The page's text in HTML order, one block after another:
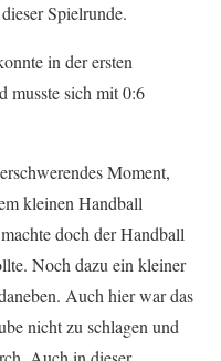
Spielrunde.
in der ersten
musste sich mit 0:6
Moment,
kleinen Handball
doch der Handball
Noch dazu ein kleiner
Auch hier war das
nicht zu schlagen und